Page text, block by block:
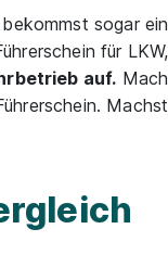
sogar
für
auf.